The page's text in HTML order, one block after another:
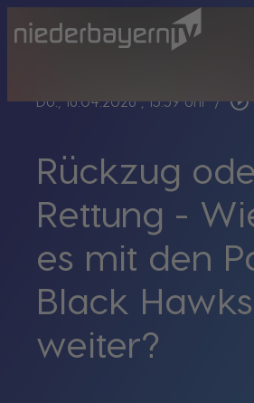
Do., 16.04.2026, 15:59 Uhr / play_circle_outline
Rückzug
Rettung -
es mit den
Black Hawks
weiter?